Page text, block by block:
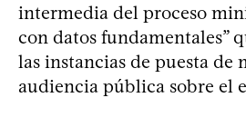
intermedia del proceso
con datos fundamentales”
las instancias de puesta de
audiencia pública sobre el